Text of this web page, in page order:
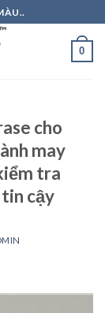
0
cho
may
tra
tin cậy